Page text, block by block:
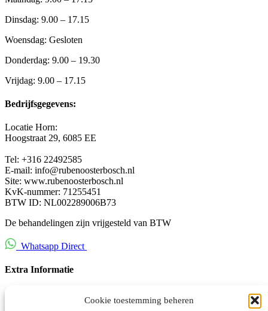
Cookie toestemming beheren
Dinsdag: 9.00 – 17.15
Woensdag: Gesloten
Donderdag: 9.00 – 19.30
Vrijdag: 9.00 – 17.15
Bedrijfsgegevens:
Locatie Horn:
Hoogstraat 29, 6085 EE
Tel: +316 22492585
E-mail: info@rubenoosterbosch.nl
Site: www.rubenoosterbosch.nl
KvK-nummer: 71255451
BTW ID: NL002289006B73
De behandelingen zijn vrijgesteld van BTW
Whatsapp Direct
Extra Informatie